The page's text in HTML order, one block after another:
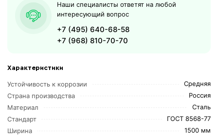
Характеристики
Устойчивость к коррозии
Средняя
Страна производства
Россия
Материал
Сталь
Стандарт
ГОСТ 8568-77
Ширина
1500 мм
Наши специалисты ответят на любой
интересующий вопрос
+7 (495) 640-68-58
+7 (968) 810-70-70